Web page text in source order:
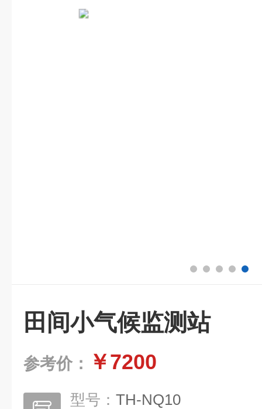
田间小气候监测站
参考价： ￥7200
型号： TH-NQ10